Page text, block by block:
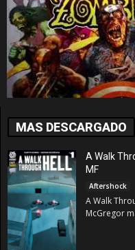
MAS DESCARGADO
A Walk
MF
Aftershock
A Walk
McGregor